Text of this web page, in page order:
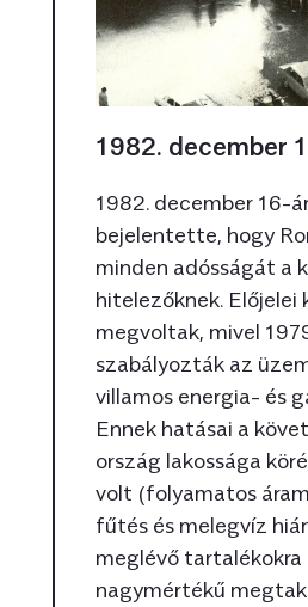
1982. december
1982. december 16-
bejelentette, hogy
minden adósságát a
hitelezőknek. Előjelei
megvoltak, mivel
szabályozták az
villamos energia- és
Ennek hatásai a
ország lakossága
volt (folyamatos
fűtés és melegvíz
meglévő tartalékokra
nagymértékű